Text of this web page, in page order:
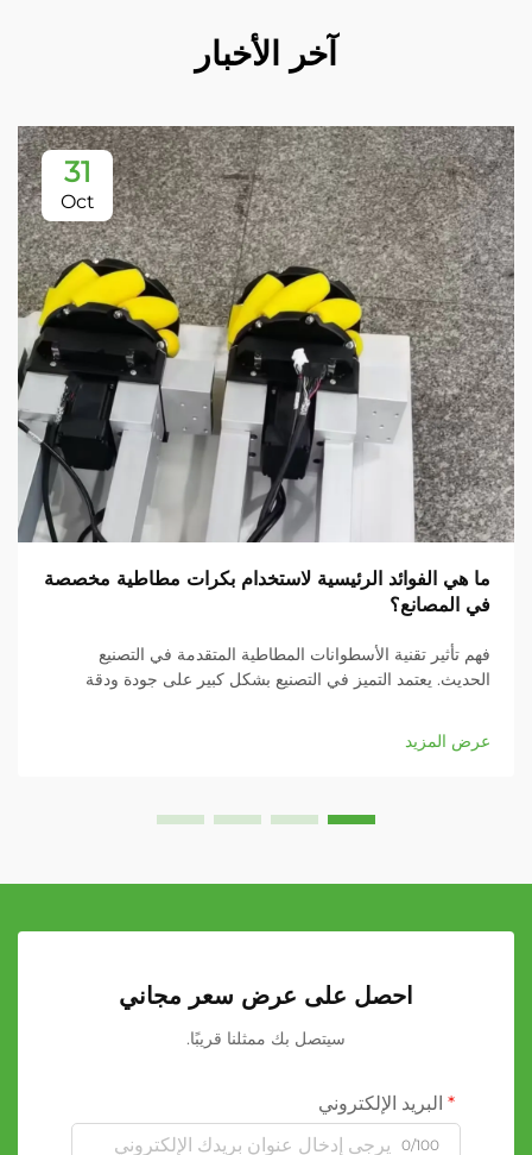
آخر الأخبار
31
Oct
ما هي الفوائد الرئيسية لاستخدام بكرات مطاطية مخصصة
في المصانع؟
فهم تأثير تقنية الأسطوانات المطاطية المتقدمة في التصنيع
الحديث. يعتمد التميز في التصنيع بشكل كبير على جودة ودقة
الأسطوانات المطاطية المخصصة كأحد المكونات الأساسية...
عرض المزيد
احصل على عرض سعر مجاني
سيتصل بك ممثلنا قريبًا.
البريد الإلكتروني
0/100